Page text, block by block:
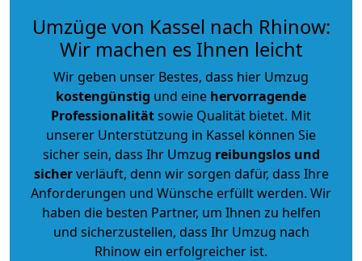
Umzüge von Kassel nach Rhinow:
Wir machen es Ihnen leicht
Wir geben unser Bestes, dass hier Umzug
kostengünstig und eine hervorragende
Professionalitätsowie Qualität bietet. Mit
unserer Unterstützung in Kassel können Sie
sicher sein, dass Ihr Umzug reibungslos und
sicherverläuft, denn wir sorgen dafür, dass Ihre
Anforderungen und Wünsche erfüllt werden. Wir
haben die besten Partner, um Ihnen zu helfen
und sicherzustellen, dass Ihr Umzug nach
Rhinow ein erfolgreicher ist.